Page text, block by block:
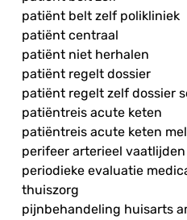
patiënt belt zelf polikliniek
patiënt centraal
patiënt niet herhalen
patiënt regelt dossier
patiënt regelt zelf dossier
patiëntreis acute keten
patiëntreis acute keten
perifeer arterieel vaatlijden
periodieke evaluatie
thuiszorg
pijnbehandeling huisarts